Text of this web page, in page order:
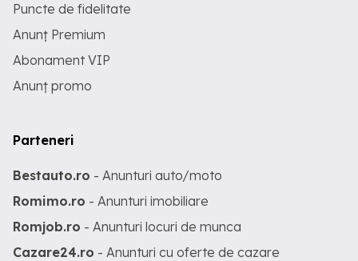
Puncte de fidelitate
Anunț Premium
Abonament VIP
Anunț promo
Parteneri
Bestauto.ro - Anunturi auto/moto
Romimo.ro - Anunturi imobiliare
Romjob.ro - Anunturi locuri de munca
Cazare24.ro - Anunturi cu oferte de cazare